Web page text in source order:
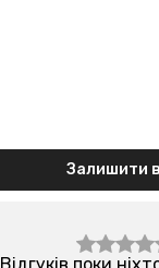
Залишити